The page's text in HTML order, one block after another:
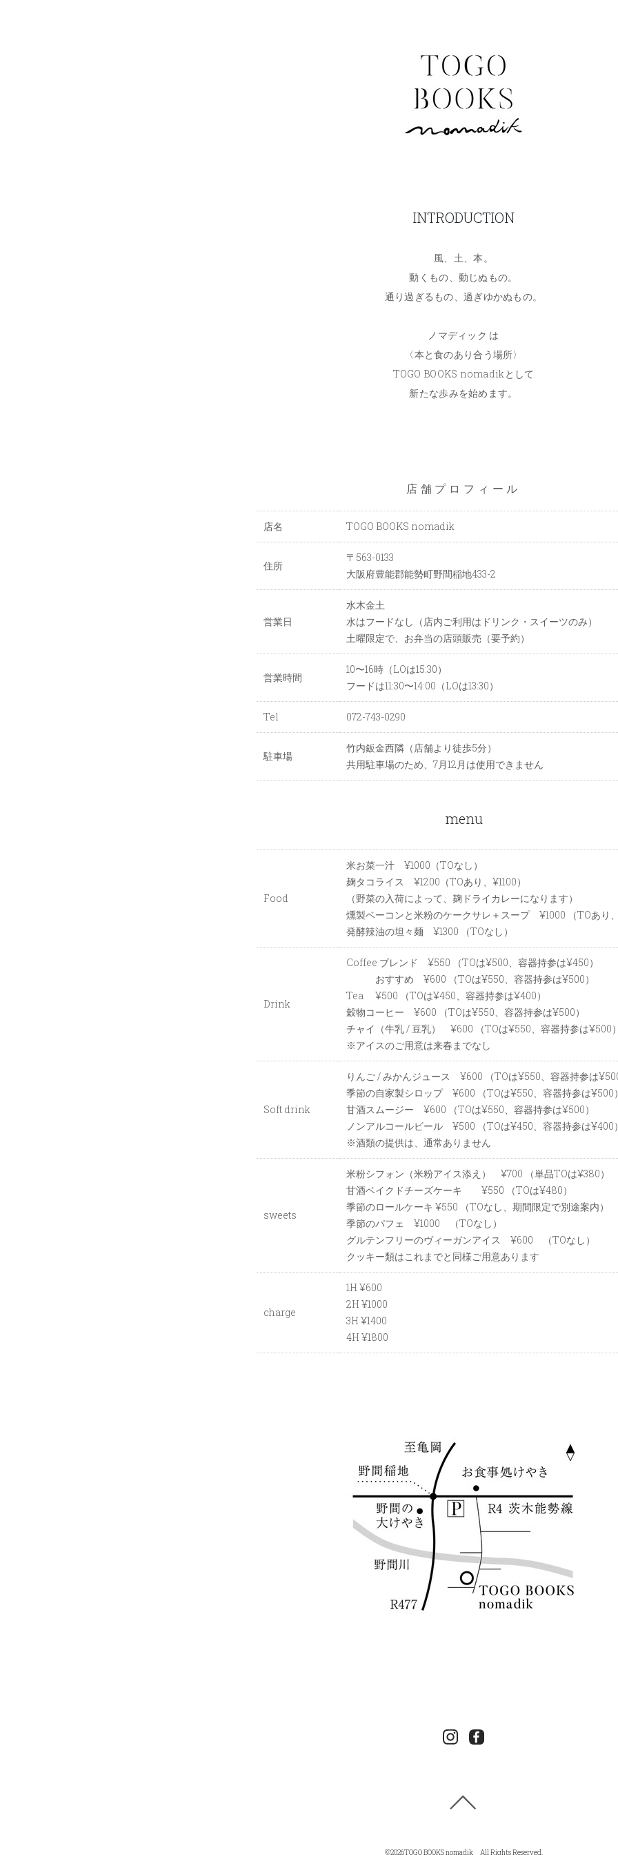
INTRODUCTION
風、土、本。
動くもの、動じぬもの。
通り過ぎるもの、過ぎゆかぬもの。
ノマディック は
〈本と食のあり合う場所〉
TOGO BOOKS nomadikとして
新たな歩みを始めます。
店舗プロフィール
店名 TOGO BOOKS nomadik
住所
〒563-0133
大阪府豊能郡能勢町野間稲地433-2
営業日
水木金土
水はフードなし（店内ご利用はドリンク・スイーツのみ）
土曜限定で、お弁当の店頭販売（要予約）
営業時間
10〜16時（LOは15:30）
フードは11:30〜14:00（LOは13:30）
Tel 072-743-0290
駐車場
竹内鈑金西隣（店舗より徒歩5分）
共用駐車場のため、7月12月は使用できません
menu
Food
米お菜一汁 ¥1000（TOなし）
麹タコライス ¥1200（TOあり、¥1100）
（野菜の入荷によって、麹ドライカレーになります）
燻製ベーコンと米粉のケークサレ＋スープ ¥1000 （TOあり、
発酵辣油の坦々麺 ¥1300 （TOなし）
Drink
Coffee ブレンド ¥550 （TOは¥500、容器持参は¥450）
おすすめ ¥600 （TOは¥550、容器持参は¥500）
Tea ¥500 （TOは¥450、容器持参は¥400）
穀物コーヒー ¥600 （TOは¥550、容器持参は¥500）
チャイ（牛乳 / 豆乳） ¥600 （TOは¥550、容器持参は¥500）
※アイスのご用意は来春までなし
Soft drink
りんご / みかんジュース ¥600 （TOは¥550、容器持参は¥500
季節の自家製シロップ ¥600 （TOは¥550、容器持参は¥500）
甘酒スムージー ¥600 （TOは¥550、容器持参は¥500）
ノンアルコールビール ¥500 （TOは¥450、容器持参は¥400）
※酒類の提供は、通常ありません
sweets
米粉シフォン（米粉アイス添え） ¥700 （単品TOは¥380）
甘酒ベイクドチーズケーキ ¥550 （TOは¥480）
季節のロールケーキ ¥550 （TOなし、期間限定で別途案内）
季節のパフェ ¥1000 （TOなし）
グルテンフリーのヴィーガンアイス ¥600 （TOなし）
クッキー類はこれまでと同様ご用意あります
charge
1H ¥600
2H ¥1000
3H ¥1400
4H ¥1800
©2026TOGO BOOKS nomadik All Rights Reserved.